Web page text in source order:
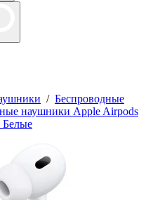
/ Беспроводные
наушники Apple Airpods